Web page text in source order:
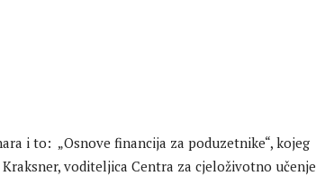
i to: „Osnove financija za poduzetnike“, kojeg
voditeljica Centra za cjeloživotno učenje